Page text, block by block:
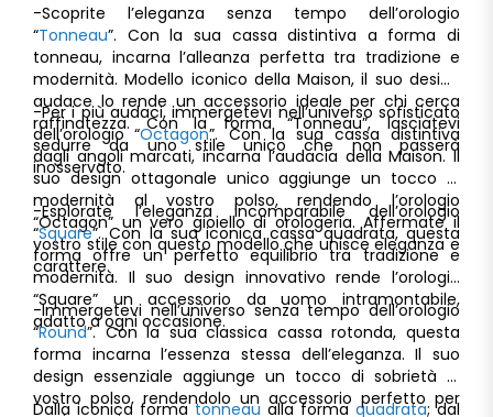
-Scoprite l’eleganza senza tempo dell’orologio
“Tonneau”. Con la sua cassa distintiva a forma di
tonneau, incarna l’alleanza perfetta tra tradizione e
modernità. Modello iconico della Maison, il suo design
audace lo rende un accessorio ideale per chi cerca
raffinatezza. Con la forma “Tonneau”, lasciatevi
sedurre da uno stile unico che non passerà
inosservato.
-Per i più audaci, immergetevi nell’universo sofisticato
dell’orologio “Octagon”. Con la sua cassa distintiva
dagli angoli marcati, incarna l’audacia della Maison. Il
suo design ottagonale unico aggiunge un tocco di
modernità al vostro polso, rendendo l’orologio
“Octagon” un vero gioiello di orologeria. Affermate il
vostro stile con questo modello che unisce eleganza e
carattere.
-Esplorate l’eleganza incomparabile dell’orologio
“Square”. Con la sua iconica cassa quadrata, questa
forma offre un perfetto equilibrio tra tradizione e
modernità. Il suo design innovativo rende l’orologio
“Square” un accessorio da uomo intramontabile,
adatto a ogni occasione.
-Immergetevi nell’universo senza tempo dell’orologio
“Round”. Con la sua classica cassa rotonda, questa
forma incarna l’essenza stessa dell’eleganza. Il suo
design essenziale aggiunge un tocco di sobrietà al
vostro polso, rendendolo un accessorio perfetto per
Dalla iconica forma tonneau alla forma quadrata; dal